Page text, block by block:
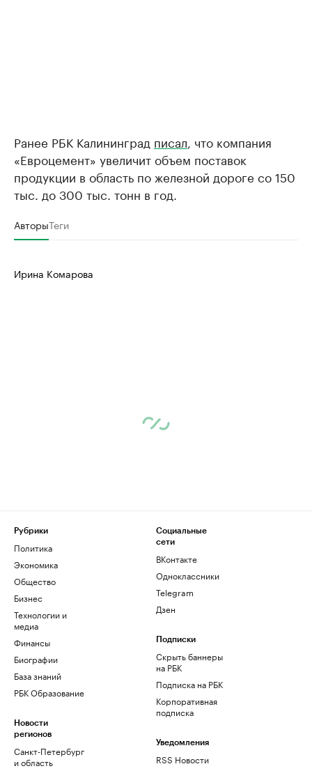
Ранее РБК Калининград писал , что компания
«Евроцемент» увеличит объем поставок
продукции в область по железной дороге со 150
тыс. до 300 тыс. тонн в год.
АвторыТеги
Ирина Комарова
Рубрики
Политика
Экономика
Общество
Бизнес
Технологии и
медиа
Финансы
Биографии
База знаний
РБК Образование
Новости
регионов
Санкт-Петербург
и область
Социальные
сети
ВКонтакте
Одноклассники
Telegram
Дзен
Подписки
Скрыть баннеры
на РБК
Подписка на РБК
Корпоративная
подписка
Уведомления
RSS Новости